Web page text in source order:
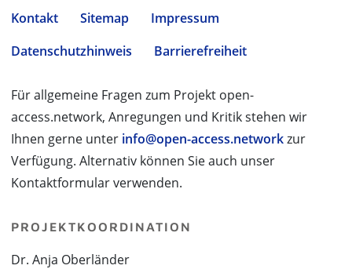
Kontakt Sitemap
Impressum
Datenschutzhinweis
Barrierefreiheit
Für allgemeine Fragen zum Projekt open-
access.network, Anregungen und Kritik stehen wir
Ihnen gerne unter info@open-access.networkzur
Verfügung. Alternativ können Sie auch unser
Kontaktformular verwenden.
PROJEKTKOORDINATION
Dr. Anja Oberländer